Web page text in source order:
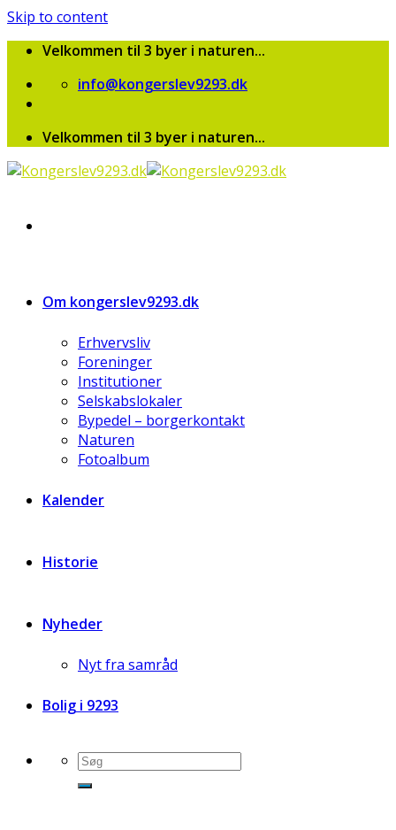
Skip to content
Velkommen til 3 byer i naturen...
info@kongerslev9293.dk
Velkommen til 3 byer i naturen...
Om kongerslev9293.dk
Erhvervsliv
Foreninger
Institutioner
Selskabslokaler
Bypedel – borgerkontakt
Naturen
Fotoalbum
Kalender
Historie
Nyheder
Nyt fra samråd
Bolig i 9293